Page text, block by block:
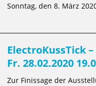
Sonntag, den 8. März
ElectroKussTick –
Fr. 28.02.2020
Zur Finissage der